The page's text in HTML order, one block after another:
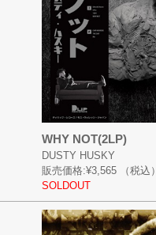
WHY NOT(2LP)
DUSTY HUSKY
販売価格:¥3,565
（税込）
SOLDOUT